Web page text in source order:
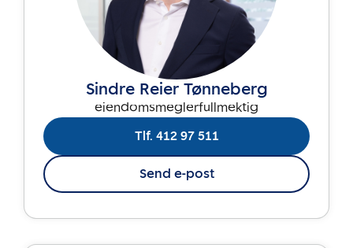
Sindre Reier Tønneberg
eiendomsmeglerfullmektig
Tlf. 412 97 511
Send e-post